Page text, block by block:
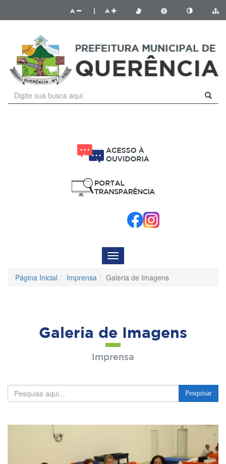
A A
Menu
de
Navegação
Página Inicial Imprensa Galeria de Imagens
Galeria de Imagens
Imprensa
Pesquisar